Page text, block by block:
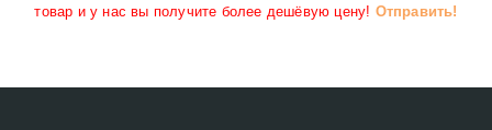
товар и у нас вы получите более дешёвую цену! Отправить!